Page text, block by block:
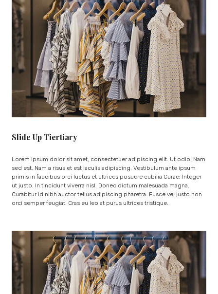
Slide Up Tiertiary
Lorem ipsum dolor sit amet, consectetuer adipiscing elit. Ut odio. Nam
sed est. Nam a risus et est iaculis adipiscing. Vestibulum ante ipsum
primis in faucibus orci luctus et ultrices posuere cubilia Curae; Integer
ut justo. In tincidunt viverra nisl. Donec dictum malesuada magna.
Curabitur id nibh auctor tellus adipiscing pharetra. Fusce vel justo non
orci semper feugiat. Cras eu leo at purus ultrices tristique.